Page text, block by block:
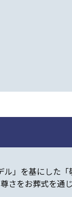
ル」を基にした
さをお葬式を通